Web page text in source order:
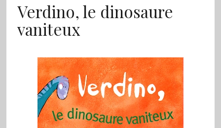
Verdino, le dinosaure
vaniteux